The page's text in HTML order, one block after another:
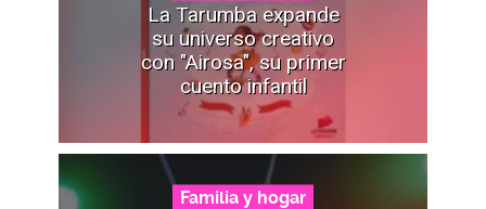
La Tarumba expande
su universo creativo
con "Airosa", su primer
cuento infantil
Familia y hogar